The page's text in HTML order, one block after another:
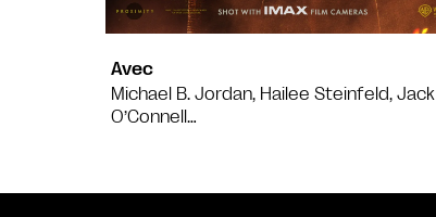
Avec
Michael B. Jordan, Hailee Steinfeld, Jack
O’Connell…